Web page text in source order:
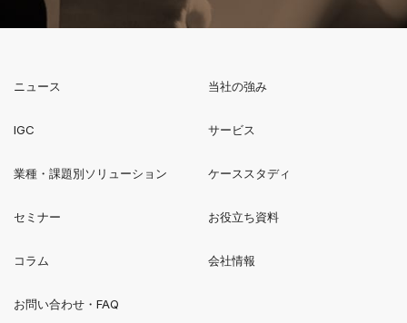
ニュース 当社の強み
IGC サービス
業種・課題別ソリューション ケーススタディ
セミナー お役立ち資料
コラム 会社情報
お問い合わせ・FAQ